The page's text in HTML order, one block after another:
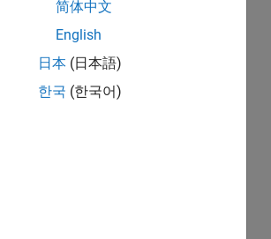
简体中文
English
日本 (日本語)
한국 (한국어)